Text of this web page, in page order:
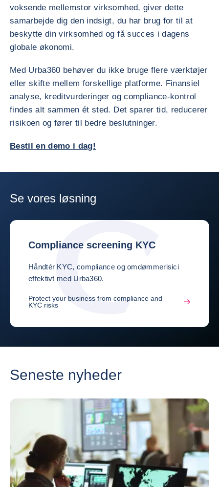
voksende mellemstor virksomhed, giver dette
samarbejde dig den indsigt, du har brug for til at
beskytte din virksomhed og få succes i dagens
globale økonomi.
Med Urba360 behøver du ikke bruge flere værktøjer
eller skifte mellem forskellige platforme. Finansiel
analyse, kreditvurderinger og compliance-kontrol
findes alt sammen ét sted. Det sparer tid, reducerer
risikoen og fører til bedre beslutninger.
Bestil en demo i dag!
Se vores løsning
Compliance screening KYC
Håndtér KYC, compliance og omdømmerisici
effektivt med Urba360.
Protect your business from compliance and
KYC risks
Seneste nyheder